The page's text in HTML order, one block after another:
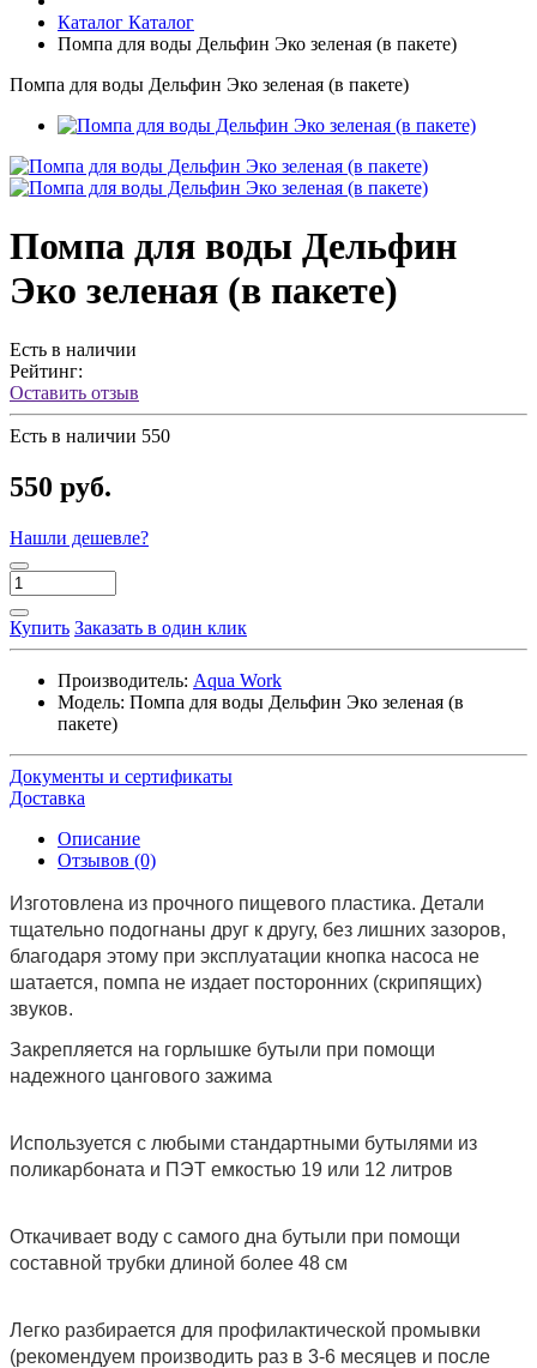
Каталог Каталог
Помпа для воды Дельфин Эко зеленая (в пакете)
Помпа для воды Дельфин Эко зеленая (в пакете)
Помпа для воды Дельфин
Эко зеленая (в пакете)
Есть в наличии
Рейтинг:
Оставить отзыв
Есть в наличии 550
550 руб.
Нашли дешевле?
Купить Заказать в один клик
Производитель: Aqua Work
Модель: Помпа для воды Дельфин Эко зеленая (в
пакете)
Документы и сертификаты
Доставка
Описание
Отзывов (0)
Изготовлена из прочного пищевого пластика. Детали
тщательно подогнаны друг к другу, без лишних зазоров,
благодаря этому при эксплуатации кнопка насоса не
шатается, помпа не издает посторонних (скрипящих)
звуков.
Закрепляется на горлышке бутыли при помощи
надежного цангового зажима
Используется с любыми стандартными бутылями из
поликарбоната и ПЭТ емкостью 19 или 12 литров
Откачивает воду с самого дна бутыли при помощи
составной трубки длиной более 48 см
Легко разбирается для профилактической промывки
(рекомендуем производить раз в 3-6 месяцев и после